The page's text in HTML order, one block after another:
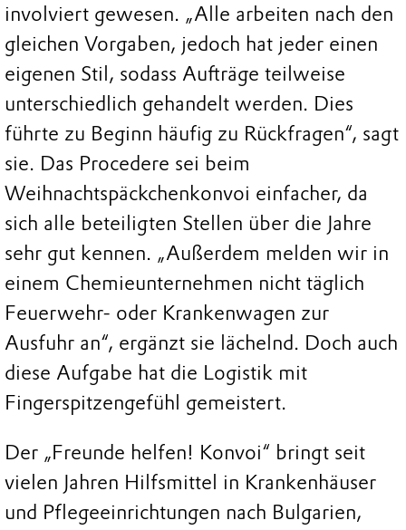
involviert gewesen. „Alle arbeiten nach den
gleichen Vorgaben, jedoch hat jeder einen
eigenen Stil, sodass Aufträge teilweise
unterschiedlich gehandelt werden. Dies
führte zu Beginn häufig zu Rückfragen“, sagt
sie. Das Procedere sei beim
Weihnachtspäckchenkonvoi einfacher, da
sich alle beteiligten Stellen über die Jahre
sehr gut kennen. „Außerdem melden wir in
einem Chemieunternehmen nicht täglich
Feuerwehr- oder Krankenwagen zur
Ausfuhr an“, ergänzt sie lächelnd. Doch auch
diese Aufgabe hat die Logistik mit
Fingerspitzengefühl gemeistert.
Der „Freunde helfen! Konvoi“ bringt seit
vielen Jahren Hilfsmittel in Krankenhäuser
und Pflegeeinrichtungen nach Bulgarien,